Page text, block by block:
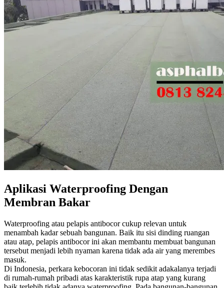
Aplikasi Waterproofing Dengan
Membran Bakar
Waterproofing atau pelapis antibocor cukup relevan untuk
menambah kadar sebuah bangunan. Baik itu sisi dinding ruangan
atau atap, pelapis antibocor ini akan membantu membuat bangunan
tersebut menjadi lebih nyaman karena tidak ada air yang merembes
masuk.
Di Indonesia, perkara kebocoran ini tidak sedikit adakalanya terjadi
di rumah-rumah pribadi atas karakteristik rupa atap yang kurang